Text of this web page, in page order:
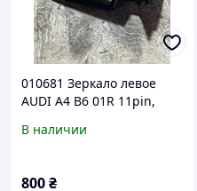
010681 Зеркало левое
AUDI A4 B6 01R 11pin,
В наличии
800₴